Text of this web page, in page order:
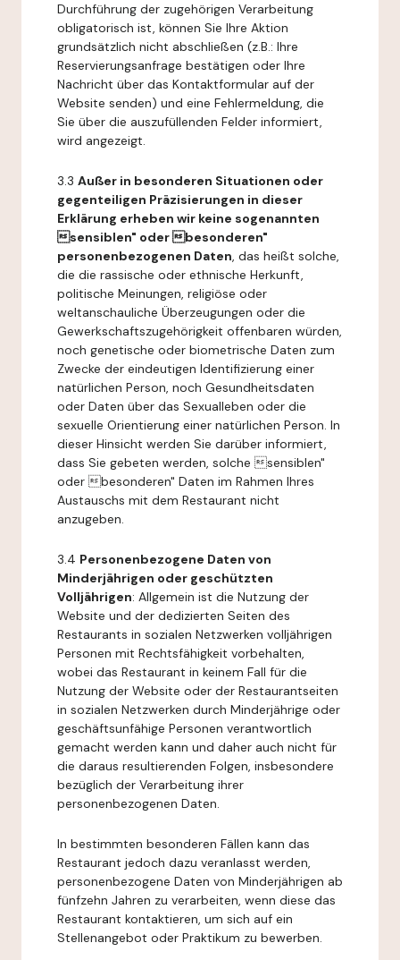
Durchführung der zugehörigen Verarbeitung
obligatorisch ist, können Sie Ihre Aktion
grundsätzlich nicht abschließen (z.B.: Ihre
Reservierungsanfrage bestätigen oder Ihre
Nachricht über das Kontaktformular auf der
Website senden) und eine Fehlermeldung, die
Sie über die auszufüllenden Felder informiert,
wird angezeigt.
3.3 Außer in besonderen Situationen oder
gegenteiligen Präzisierungen in dieser
Erklärung erheben wir keine sogenannten
sensiblen" oder besonderen"
personenbezogenen Daten, das heißt solche,
die die rassische oder ethnische Herkunft,
politische Meinungen, religiöse oder
weltanschauliche Überzeugungen oder die
Gewerkschaftszugehörigkeit offenbaren würden,
noch genetische oder biometrische Daten zum
Zwecke der eindeutigen Identifizierung einer
natürlichen Person, noch Gesundheitsdaten
oder Daten über das Sexualleben oder die
sexuelle Orientierung einer natürlichen Person. In
dieser Hinsicht werden Sie darüber informiert,
dass Sie gebeten werden, solche sensiblen"
oder besonderen" Daten im Rahmen Ihres
Austauschs mit dem Restaurant nicht
anzugeben.
3.4 Personenbezogene Daten von
Minderjährigen oder geschützten
Volljährigen: Allgemein ist die Nutzung der
Website und der dedizierten Seiten des
Restaurants in sozialen Netzwerken volljährigen
Personen mit Rechtsfähigkeit vorbehalten,
wobei das Restaurant in keinem Fall für die
Nutzung der Website oder der Restaurantseiten
in sozialen Netzwerken durch Minderjährige oder
geschäftsunfähige Personen verantwortlich
gemacht werden kann und daher auch nicht für
die daraus resultierenden Folgen, insbesondere
bezüglich der Verarbeitung ihrer
personenbezogenen Daten.
In bestimmten besonderen Fällen kann das
Restaurant jedoch dazu veranlasst werden,
personenbezogene Daten von Minderjährigen ab
fünfzehn Jahren zu verarbeiten, wenn diese das
Restaurant kontaktieren, um sich auf ein
Stellenangebot oder Praktikum zu bewerben.